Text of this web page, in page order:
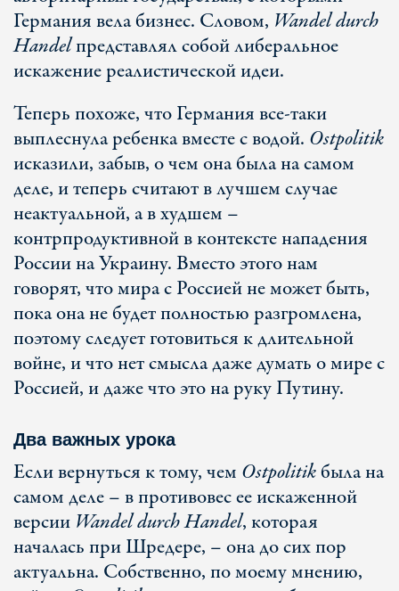
Германия вела бизнес. Словом, Wandel durch
Handelпредставлял собой либеральное
искажение реалистической идеи.
Теперь похоже, что Германия все-таки
выплеснула ребенка вместе с водой. Ostpolitik
исказили, забыв, о чем она была на самом
деле, и теперь считают в лучшем случае
неактуальной, а в худшем –
контрпродуктивной в контексте нападения
России на Украину. Вместо этого нам
говорят, что мира с Россией не может быть,
пока она не будет полностью разгромлена,
поэтому следует готовиться к длительной
войне, и что нет смысла даже думать о мире с
Россией, и даже что это на руку Путину.
Два важных урока
Если вернуться к тому, чем Ostpolitikбыла на
самом деле – в противовес ее искаженной
версии Wandel durch Handel, которая
началась при Шредере, – она до сих пор
актуальна. Собственно, по моему мнению,